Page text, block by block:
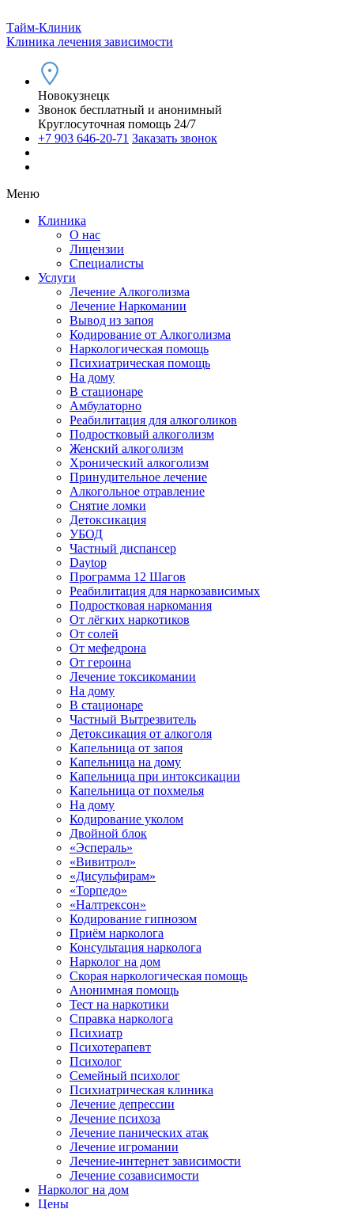
Тайм-Клиник
Клиника лечения зависимости
Новокузнецк
Звонок бесплатный и анонимный
Круглосуточная помощь 24/7
+7 903 646-20-71 Заказать звонок
Меню
Клиника
О нас
Лицензии
Специалисты
Услуги
Лечение Алкоголизма
Лечение Наркомании
Вывод из запоя
Кодирование от Алкоголизма
Наркологическая помощь
Психиатрическая помощь
На дому
В стационаре
Амбулаторно
Реабилитация для алкоголиков
Подростковый алкоголизм
Женский алкоголизм
Хронический алкоголизм
Принудительное лечение
Алкогольное отравление
Снятие ломки
Детоксикация
УБОД
Частный диспансер
Daytop
Программа 12 Шагов
Реабилитация для наркозависимых
Подростковая наркомания
От лёгких наркотиков
От солей
От мефедрона
От героина
Лечение токсикомании
На дому
В стационаре
Частный Вытрезвитель
Детоксикация от алкоголя
Капельница от запоя
Капельница на дому
Капельница при интоксикации
Капельница от похмелья
На дому
Кодирование уколом
Двойной блок
«Эспераль»
«Вивитрол»
«Дисульфирам»
«Торпедо»
«Налтрексон»
Кодирование гипнозом
Приём нарколога
Консультация нарколога
Нарколог на дом
Скорая наркологическая помощь
Анонимная помощь
Тест на наркотики
Справка нарколога
Психиатр
Психотерапевт
Психолог
Семейный психолог
Психиатрическая клиника
Лечение депрессии
Лечение психоза
Лечение панических атак
Лечение игромании
Лечение-интернет зависимости
Лечение созависимости
Нарколог на дом
Цены